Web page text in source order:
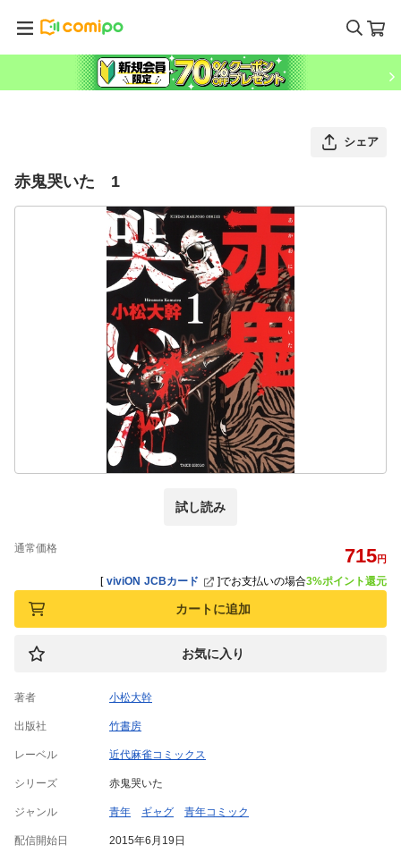
シェア
赤鬼哭いた 1
試し読み
通常価格 715円
[ viviON JCBカード ]でお支払いの場合3%ポイント還元
カートに追加
お気に入り
著者 小松大幹
出版社 竹書房
レーベル 近代麻雀コミックス
シリーズ 赤鬼哭いた
ジャンル 青年 ギャグ 青年コミック
配信開始日 2015年6月19日